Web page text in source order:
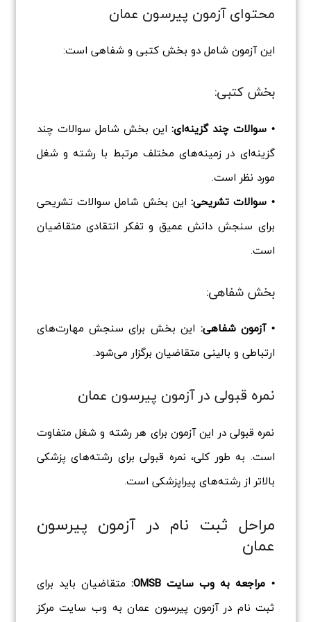
محتوای آزمون پیرسون عمان
این آزمون شامل دو بخش کتبی و شفاهی است:
بخش کتبی:
• سوالات چند گزینه‌ای:این بخش شامل سوالات چند
گزینه‌ای در زمینه‌های مختلف مرتبط با رشته و شغل
مورد نظر است.
• سوالات تشریحی:این بخش شامل سوالات تشریحی
برای سنجش دانش عمیق و تفکر انتقادی متقاضیان
است.
بخش شفاهی:
• آزمون شفاهی: این بخش برای سنجش مهارت‌های
ارتباطی و بالینی متقاضیان برگزار می‌شود.
نمره قبولی در آزمون پیرسون عمان
نمره قبولی در این آزمون برای هر رشته و شغل متفاوت
است. به طور کلی، نمره قبولی برای رشته‌های پزشکی
بالاتر از رشته‌های پیراپزشکی است.
مراحل ثبت نام در آزمون پیرسون
عمان
• مراجعه به وب سایت OMSB:
متقاضیان باید برای
ثبت نام در آزمون پیرسون عمان به وب سایت مرکز